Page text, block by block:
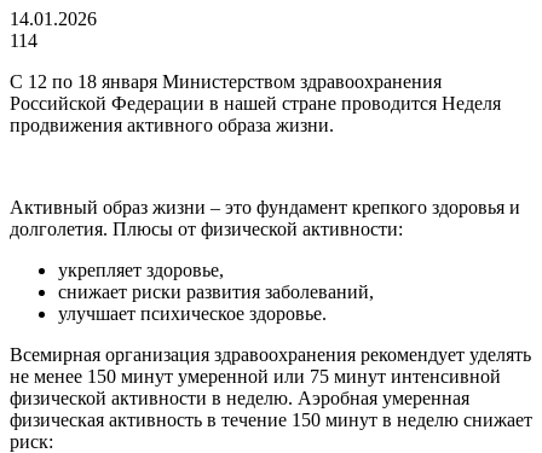
14.01.2026
114
С 12 по 18 января Министерством здравоохранения
Российской Федерации в нашей стране проводится Неделя
продвижения активного образа жизни.
Активный образ жизни – это фундамент крепкого здоровья и
долголетия. Плюсы от физической активности:
укрепляет здоровье,
снижает риски развития заболеваний,
улучшает психическое здоровье.
Всемирная организация здравоохранения рекомендует уделять
не менее 150 минут умеренной или 75 минут интенсивной
физической активности в неделю. Аэробная умеренная
физическая активность в течение 150 минут в неделю снижает
риск: